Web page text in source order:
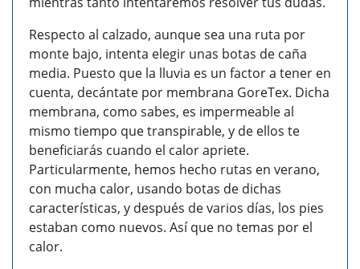
Respecto al calzado, aunque sea una ruta por
monte bajo, intenta elegir unas botas de caña
media. Puesto que la lluvia es un factor a tener en
cuenta, decántate por membrana GoreTex. Dicha
membrana, como sabes, es impermeable al
mismo tiempo que transpirable, y de ellos te
beneficiarás cuando el calor apriete.
Particularmente, hemos hecho rutas en verano,
con mucha calor, usando botas de dichas
características, y después de varios días, los pies
estaban como nuevos. Así que no temas por el
calor.